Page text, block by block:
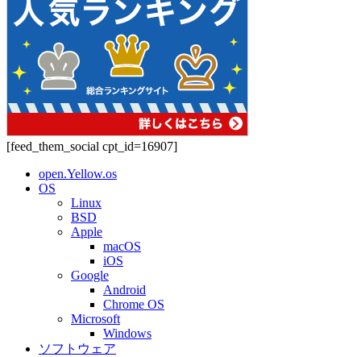
[feed_them_social cpt_id=16907]
open.Yellow.os
OS
Linux
BSD
Apple
macOS
iOS
Google
Android
Chrome OS
Microsoft
Windows
ソフトウェア